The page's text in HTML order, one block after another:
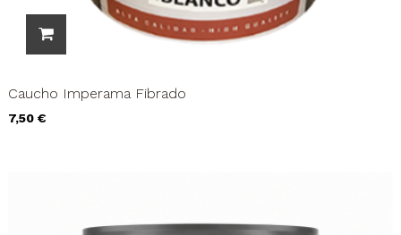
Caucho Imperama Fibrado
Precio
7,50 €